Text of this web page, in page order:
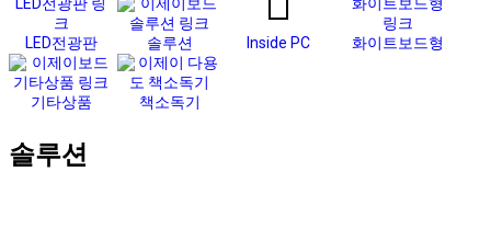
LED전광판 솔루션 Inside PC 화이트보드형
기타상품 책소독기
솔루션